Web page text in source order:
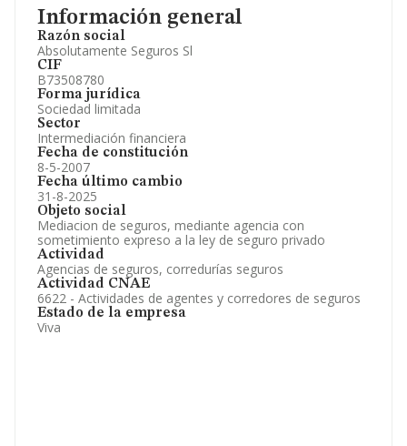
Información general
Razón social
Absolutamente Seguros Sl
CIF
B73508780
Forma jurídica
Sociedad limitada
Sector
Intermediación financiera
Fecha de constitución
8-5-2007
Fecha último cambio
31-8-2025
Objeto social
Mediacion de seguros, mediante agencia con
sometimiento expreso a la ley de seguro privado
Actividad
Agencias de seguros, corredurías seguros
Actividad CNAE
6622 - Actividades de agentes y corredores de seguros
Estado de la empresa
Viva
Información oficial y registral complementaria.